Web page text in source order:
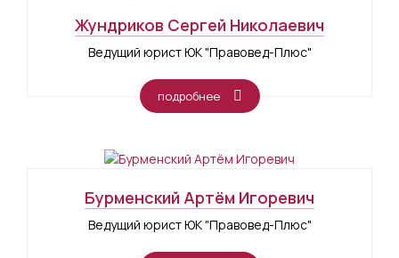
Жундриков Сергей Николаевич
Ведущий юрист ЮК "Правовед-Плюс"
подробнее
Бурменский Артём Игоревич
Ведущий юрист ЮК "Правовед-Плюс"